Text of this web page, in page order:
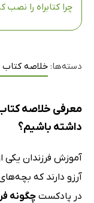
چرا کتابراه را نصب
دسته‌ها: خلاصه
معرفی خلاصه
داشته باشیم؟
آموزش فرزندان یکی
آرزو دارند که
در پادکست چگونه